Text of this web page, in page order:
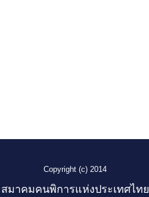
Copyright (c) 2014
สมาคมคนพิการแห่งประเทศไทย